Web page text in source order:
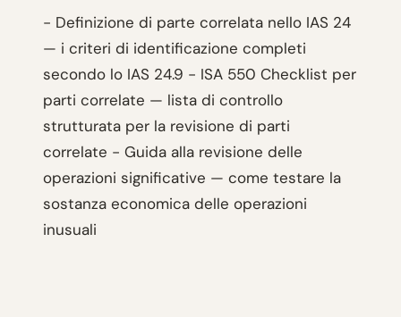
- Definizione di parte correlata nello IAS 24
— i criteri di identificazione completi
secondo lo IAS 24.9 - ISA 550 Checklist per
parti correlate — lista di controllo
strutturata per la revisione di parti
correlate - Guida alla revisione delle
operazioni significative — come testare la
sostanza economica delle operazioni
inusuali